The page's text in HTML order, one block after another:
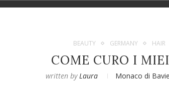
BEAUTY GERMANY HAIR
COME CURO I
written byLaura Monaco di